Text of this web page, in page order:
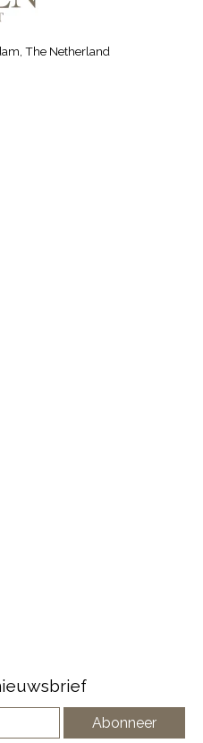
The Netherland
Abonneer